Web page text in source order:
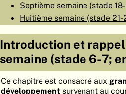
Septième semaine (stade
Huitième semaine (stade 21-
Introduction et
semaine (stade 6-7;
Ce chapitre est consacré aux
développement survenant au